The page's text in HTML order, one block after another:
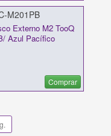
M201PB
Externo M2 TooQ
Azul Pacífico
Comprar